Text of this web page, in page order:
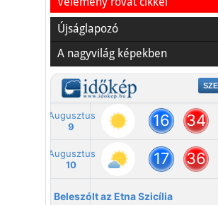
Újságlapozó
A nagyvilág képekben